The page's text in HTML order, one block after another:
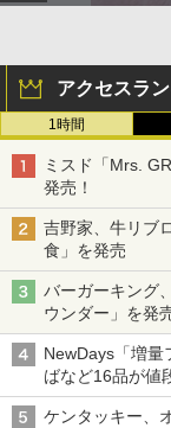
アクセスラ
1時間
ミスド「Mrs.
発売！
吉野家、牛リブ
食」を発売
バーガーキング
ウンダー」を発
NewDays「増量
ばなど16品が値
ケンタッキー、